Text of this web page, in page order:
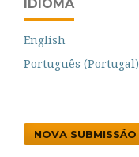
IDIOMA
English
Português (Portugal)
NOVA SUBMISSÃO